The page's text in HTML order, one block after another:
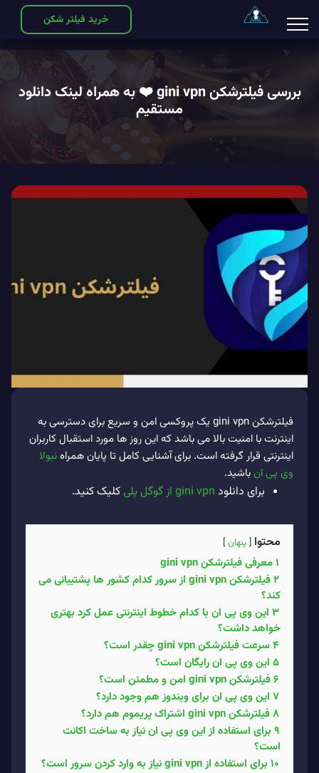
خرید فیلتر شکن
بررسی فیلترشکن gini vpn ❤️ به همراه لینک دانلود
مستقیم
فیلترشکن gini vpn یک پروکسی امن و سریع برای دسترسی به
اینترنت با امنیت بالا می باشد که این روز ها مورد استقبال کاربران
اینترنتی قرار گرفته است. برای آشنایی کامل تا پایان همراهنبولا
وی پی انباشید.
برای دانلود gini vpn از گوگل پلی کلیک کنید.
محتوا پنهان
1معرفی فیلترشکن gini vpn
2
فیلترشکن gini vpn از سرور کدام کشور ها پشتیبانی می
کند؟
3 این وی پی ان با کدام خطوط اینترنتی عمل کرد بهتری
خواهد داشت؟
4سرعت فیلترشکن gini vpn چقدر است؟
5 این وی پی ان رایگان است؟
6فیلترشکن gini vpn امن و مطمئن است؟
7 این وی پی ان برای ویندوز هم وجود دارد؟
8فیلترشکن gini vpn اشتراک پریموم هم دارد؟
9 برای استفاده از این وی پی ان نیاز به ساخت اکانت
است؟
10 برای استفاده از gini vpn نیاز به وارد کردن سرور است؟